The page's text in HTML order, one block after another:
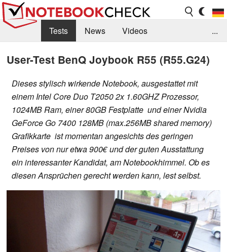
Tests News
Videos
Forum
...
User-Test BenQ Joybook R55 (R55.G24)
Dieses stylisch wirkende Notebook, ausgestattet mit
einem Intel Core Duo T2050 2x 1.60GHZ Prozessor,
1024MB Ram, einer 80GB Festplatte und einer Nvidia
GeForce Go 7400 128MB (max.256MB shared memory)
Grafikkarte ist momentan angesichts des geringen
Preises von nur etwa 900€ und der guten Ausstattung
ein interessanter Kandidat, am Notebookhimmel. Ob es
diesen Ansprüchen gerecht werden kann, lest selbst.